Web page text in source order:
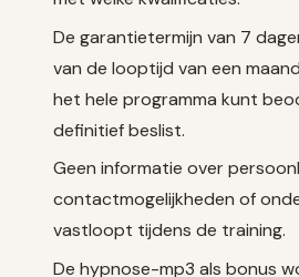
De garantietermijn van 7
van de looptijd van een
het hele programma kunt
definitief beslist.
Geen informatie over
contactmogelijkheden of
vastloopt tijdens de training.
De hypnose-mp3 als bonus